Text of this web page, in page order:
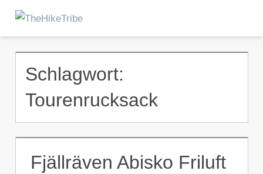
Zum
Schlagwort:
Tourenrucksack
Fjällräven Abisko Friluft